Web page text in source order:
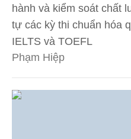
hành và kiểm soát chất
tự các kỳ thi chuẩn hóa
IELTS và TOEFL
Phạm Hiệp